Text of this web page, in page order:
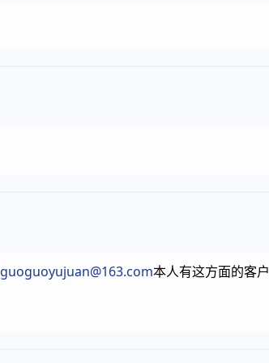
guoguoyujuan@163.com本人有这方面的客户